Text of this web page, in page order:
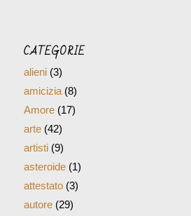
CATEGORIE
alieni(3)
amicizia(8)
Amore(17)
arte(42)
artisti(9)
asteroide(1)
attestato(3)
autore(29)